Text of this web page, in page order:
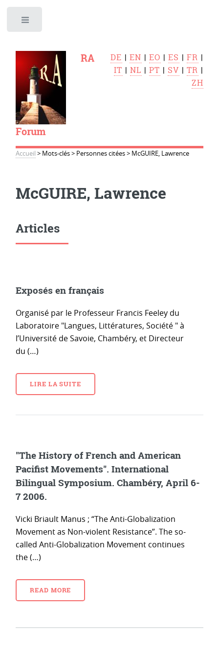
RA
Forum
DE |EN |EO |ES |FR |
IT |NL |PT | SV |TR |
ZH
Accueil > Mots-clés> Personnes citées> McGUIRE, Lawrence
McGUIRE, Lawrence
Articles
Exposés en français
Organisé par le Professeur Francis Feeley du
Laboratoire "Langues, Littératures, Société " à
l’Université de Savoie, Chambéry, et Directeur
du (…)
LIRE LA SUITE
"The History of French and American
Pacifist Movements". International
Bilingual Symposium. Chambéry, April 6-
7 2006.
Vicki Briault Manus ; “The Anti-Globalization
Movement as Non-violent Resistance”. The so-
called Anti-Globalization Movement continues
the (…)
READ MORE